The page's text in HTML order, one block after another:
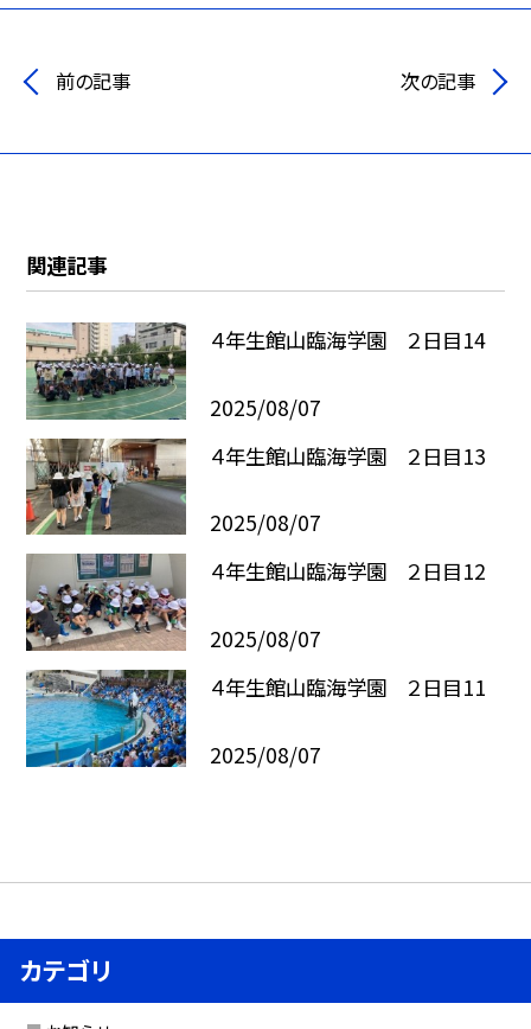
前の記事 次の記事
関連記事
４年生館山臨海学園 ２日目14
2025/08/07
４年生館山臨海学園 ２日目13
2025/08/07
４年生館山臨海学園 ２日目12
2025/08/07
４年生館山臨海学園 ２日目11
2025/08/07
カテゴリ